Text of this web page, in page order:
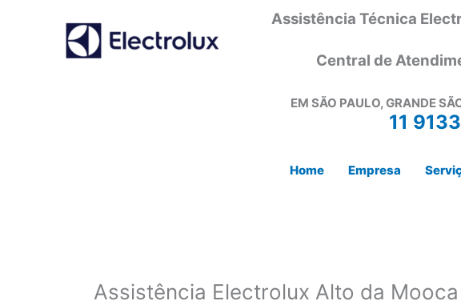
Assistência Técnica
Central de
EM SÃO PAULO, GRANDE
11
Home Empresa
Assistência Electrolux Alto da Mooca